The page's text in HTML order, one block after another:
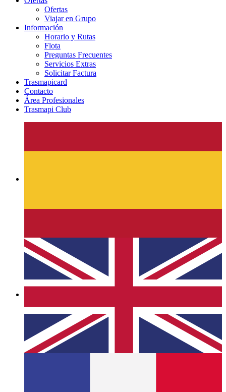
Ofertas
Viajar en Grupo
Información
Horario y Rutas
Flota
Preguntas Frecuentes
Servicios Extras
Solicitar Factura
Trasmapicard
Contacto
Área Profesionales
Trasmapi Club